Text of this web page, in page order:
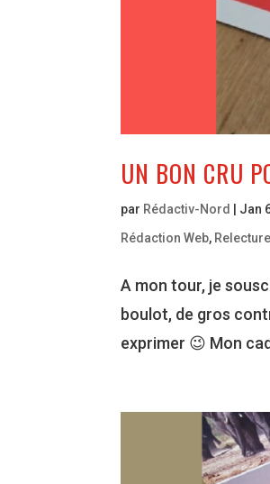
UN BON CRU
par Rédactiv-Nord Jan
Rédaction Web,
A mon tour, je
boulot, de gros
exprimer 😉 Mon